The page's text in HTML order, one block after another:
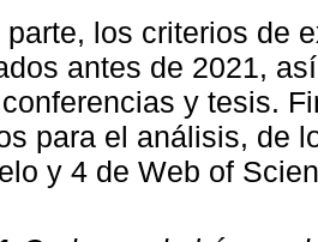
parte, los criterios de
antes de 2021,
y tesis.
para el análisis, de
y 4 de Web of